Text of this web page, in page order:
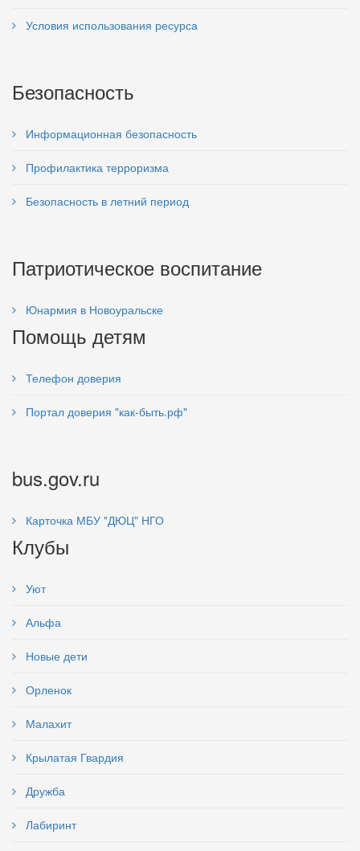
Условия использования ресурса
Безопасность
Информационная безопасность
Профилактика терроризма
Безопасность в летний период
Патриотическое воспитание
Юнармия в Новоуральске
Помощь детям
Телефон доверия
Портал доверия "как-быть.рф"
bus.gov.ru
Карточка МБУ "ДЮЦ" НГО
Клубы
Уют
Альфа
Новые дети
Орленок
Малахит
Крылатая Гвардия
Дружба
Лабиринт